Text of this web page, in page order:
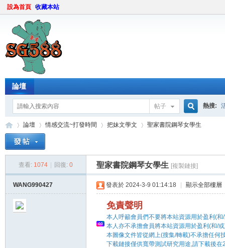
設為首頁 收藏本站
論壇
帖子
搜
索
熱搜:
論壇
›
情感交流~打發時間
›
把妹文學文
›
聖家書院鋼琴女學生
查看: 1074 回復: 0 聖家書院鋼琴女學生 [複製鏈接]
WANG990427 發表於 2024-3-9 01:14:18 顯示全部樓層
免責聲明
本人呼籲會員們不要將本站資源用於盈利(和
本人亦不承擔會員將本站資源用於盈利(和/
本圖像文件皆從網上(搜集/轉載)不承擔任何
下載鏈接僅供寬帶測試研究用途,請下載後